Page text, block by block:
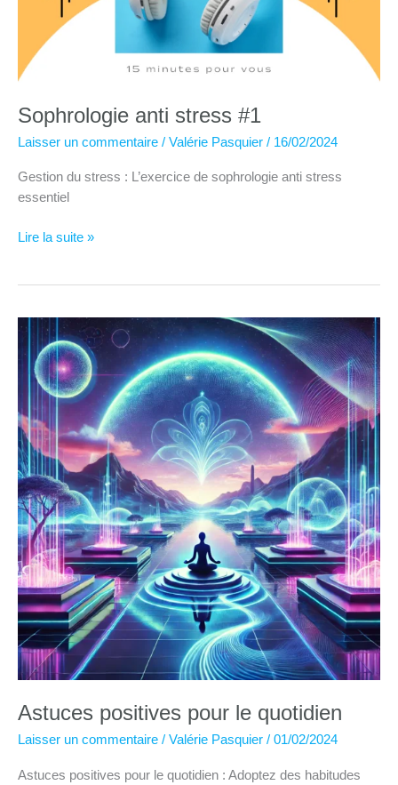
Sophrologie anti stress #1
Laisser un commentaire / Valérie Pasquier / 16/02/2024
Gestion du stress : L’exercice de sophrologie anti stress
essentiel
Sophrologie
Lire la suite »
Astuces positives pour le quotidien
Laisser un commentaire / Valérie Pasquier / 01/02/2024
Astuces positives pour le quotidien : Adoptez des habitudes